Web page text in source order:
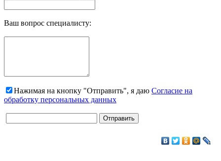
Ваш вопрос специалисту:
Нажимая на кнопку "Отправить", я даю Согласие на
обработку персональных данных